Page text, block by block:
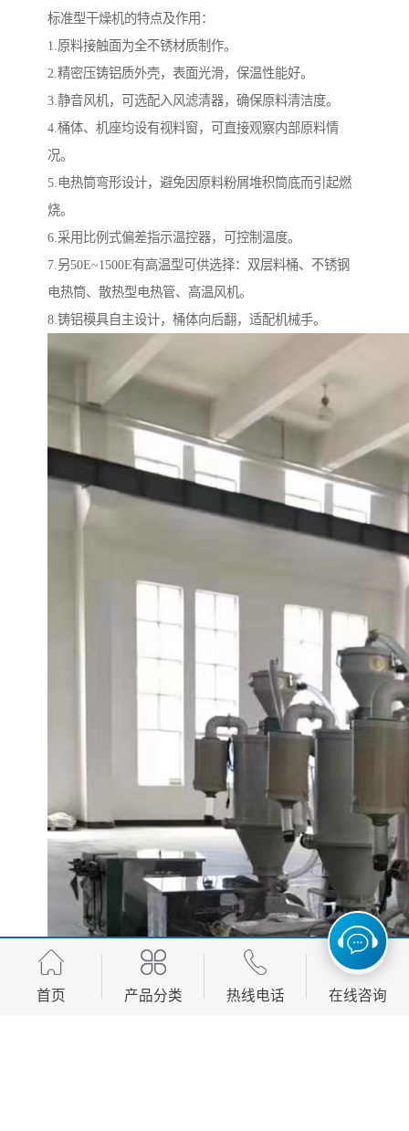
标准型干燥机的特点及作用：
1.原料接触面为全不锈材质制作。
2.精密压铸铝质外壳，表面光滑，保温性能好。
3.静音风机，可选配入风滤清器，确保原料清洁度。
4.桶体、机座均设有视料窗，可直接观察内部原料情
况。
5.电热筒弯形设计，避免因原料粉屑堆积筒底而引起燃
烧。
6.采用比例式偏差指示温控器，可控制温度。
7.另50E~1500E有高温型可供选择：双层料桶、不锈钢
电热筒、散热型电热管、高温风机。
8.铸铝模具自主设计，桶体向后翻，适配机械手。
首页 产品分类 热线电话 在线咨询